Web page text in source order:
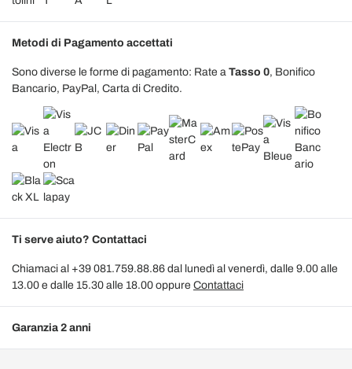
Metodi di Pagamento accettati
Sono diverse le forme di pagamento: Rate a Tasso 0, Bonifico
Bancario, PayPal, Carta di Credito.
Ti serve aiuto? Contattaci
Chiamaci al +39 081.759.88.86 dal lunedì al venerdì, dalle 9.00 alle
13.00 e dalle 15.30 alle 18.00 oppure Contattaci
Garanzia 2 anni